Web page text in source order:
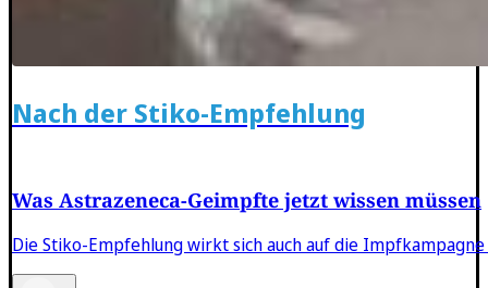
Nach der Stiko-Empfehlung
Was Astrazeneca-Geimpfte jetzt wissen müssen
Die Stiko-Empfehlung wirkt sich auch auf die Impfkampagne